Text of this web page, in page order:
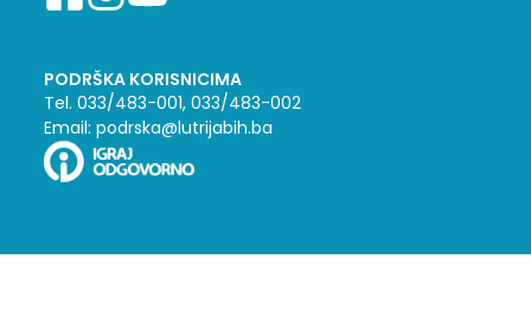
PODRŠKA KORISNICIMA
Tel. 033/483-001, 033/483-002
Email: podrska@lutrijabih.ba